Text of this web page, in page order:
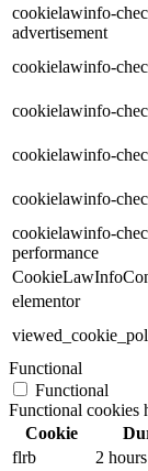
cookielawinfo-
advertisement
cookielawinfo-
cookielawinfo-
cookielawinfo-
cookielawinfo-
cookielawinfo-
performance
elementor
Functional
Functional
Functional cookies
Cookie
flrb
2 hours